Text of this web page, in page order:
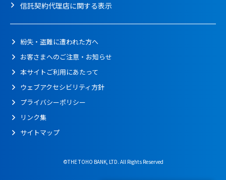
信託契約代理店に関する表示
紛失・盗難に遭われた方へ
お客さまへのご注意・お知らせ
本サイトご利用にあたって
ウェブアクセシビリティ方針
プライバシーポリシー
リンク集
サイトマップ
©THE TOHO BANK, LTD. All Rights Reserved